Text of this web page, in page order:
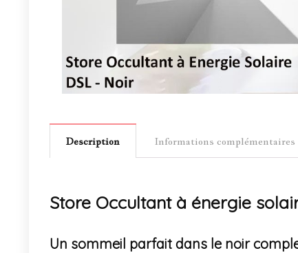
Description Informations complémentaires
Store Occultant à énergie
Un sommeil parfait dans le noir